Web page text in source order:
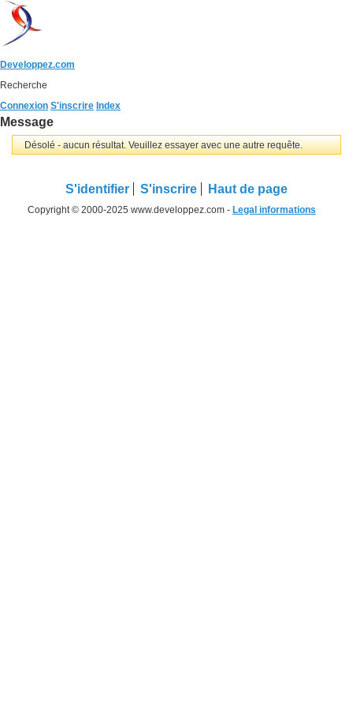
Developpez.com
Recherche
Connexion S'inscrire Index
Message
Désolé - aucun résultat. Veuillez essayer avec une autre requête.
S'identifier S'inscrire Haut de page
Copyright © 2000-2025 www.developpez.com - Legal informations